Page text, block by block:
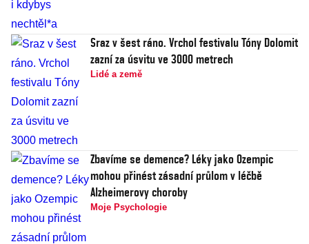
Sraz v šest ráno. Vrchol festivalu Tóny Dolomit
zazní za úsvitu ve 3000 metrech
Lidé a země
Zbavíme se demence? Léky jako Ozempic
mohou přinést zásadní průlom v léčbě
Alzheimerovy choroby
Moje Psychologie